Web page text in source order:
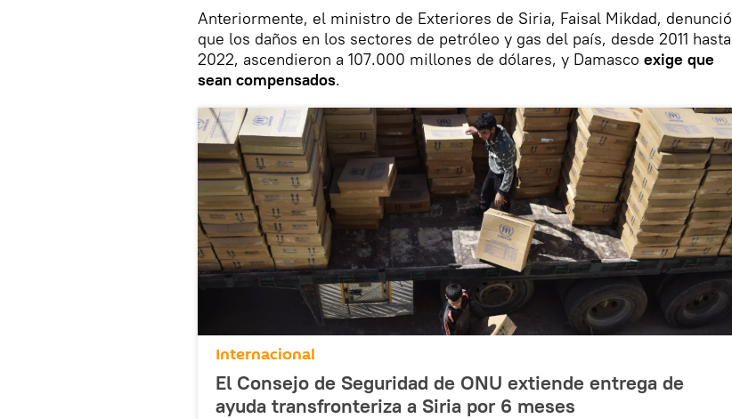
Anteriormente, el ministro de Exteriores de Siria, Faisal Mikdad, denunció
que los daños en los sectores de petróleo y gas del país, desde 2011 hasta
2022, ascendieron a 107.000 millones de dólares, y Damasco exige que
sean compensados.
Internacional
El Consejo de Seguridad de ONU extiende entrega de
ayuda transfronteriza a Siria por 6 meses